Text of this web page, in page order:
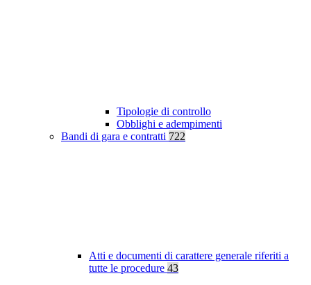
Tipologie di controllo
Obblighi e adempimenti
Bandi di gara e contratti 722
Atti e documenti di carattere generale riferiti a
tutte le procedure 43